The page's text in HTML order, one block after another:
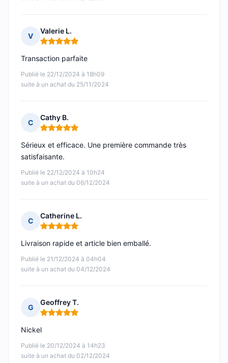
V
Valerie L.
Note : 5 sur 5
Publié le 22/12/2024 à 18h09
suite à un achat du 25/11/2024
Transaction parfaite
C
Cathy B.
Note : 5 sur 5
Publié le 22/12/2024 à 10h24
suite à un achat du 06/12/2024
Sérieux et efficace. Une première commande très
satisfaisante.
C
Catherine L.
Note : 5 sur 5
Publié le 21/12/2024 à 04h04
suite à un achat du 04/12/2024
Livraison rapide et article bien emballé.
G
Geoffrey T.
Note : 5 sur 5
Publié le 20/12/2024 à 14h23
suite à un achat du 02/12/2024
Nickel